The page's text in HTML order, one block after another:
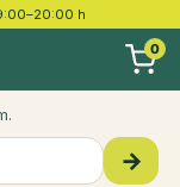
h
0
→